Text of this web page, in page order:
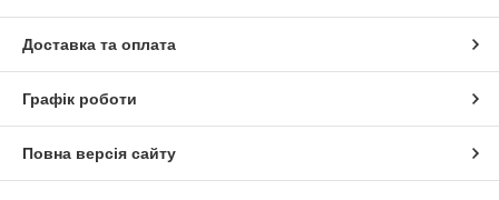
Доставка та оплата
Графік роботи
Повна версія сайту